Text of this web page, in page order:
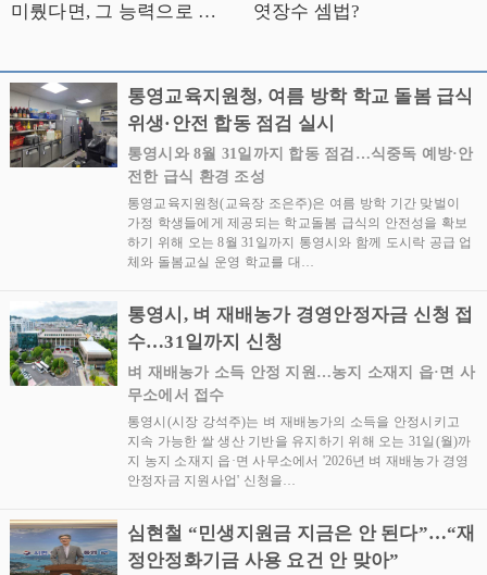
미뤘다면, 그 능력으로 셈
엿장수 셈법?
통영교육지원청, 여름 방학 학교 돌봄 급식
위생·안전 합동 점검 실시
통영시와 8월 31일까지 합동 점검…식중독 예방·안
전한 급식 환경 조성
통영교육지원청(교육장 조은주)은 여름 방학 기간 맞벌이
가정 학생들에게 제공되는 학교돌봄 급식의 안전성을 확보
하기 위해 오는 8월 31일까지 통영시와 함께 도시락 공급 업
체와 돌봄교실 운영 학교를 대…
통영시, 벼 재배농가 경영안정자금 신청 접
수…31일까지 신청
벼 재배농가 소득 안정 지원…농지 소재지 읍·면 사
무소에서 접수
통영시(시장 강석주)는 벼 재배농가의 소득을 안정시키고
지속 가능한 쌀 생산 기반을 유지하기 위해 오는 31일(월)까
지 농지 소재지 읍·면 사무소에서 '2026년 벼 재배농가 경영
안정자금 지원사업' 신청을…
심현철 “민생지원금 지금은 안 된다”…“재
정안정화기금 사용 요건 안 맞아”